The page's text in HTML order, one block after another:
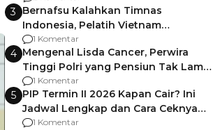
3 Bernafsu Kalahkan Timnas
Indonesia, Pelatih Vietnam
Berencana Pakai Jimat di Pakansari
1 Komentar
4 Mengenal Lisda Cancer, Perwira
Tinggi Polri yang Pensiun Tak Lama
Usai Jadi Brigjen
1 Komentar
5 PIP Termin II 2026 Kapan Cair? Ini
Jadwal Lengkap dan Cara Ceknya
agar Dana Tidak Hangus!
1 Komentar